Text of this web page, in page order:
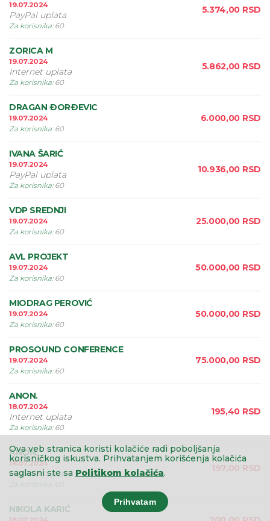
19.07.2024
PayPal uplata
Za korisnika: 60
5.374,00 RSD
ZORICA M
19.07.2024
Internet uplata
Za korisnika: 60
5.862,00 RSD
DRAGAN ÐORÐEVIC
19.07.2024
Za korisnika: 60
6.000,00 RSD
IVANA ŠARIĆ
19.07.2024
PayPal uplata
Za korisnika: 60
10.936,00 RSD
VDP SREDNJI
19.07.2024
Za korisnika: 60
25.000,00 RSD
AVL PROJEKT
19.07.2024
Za korisnika: 60
50.000,00 RSD
MIODRAG PEROVIĆ
19.07.2024
Za korisnika: 60
50.000,00 RSD
PROSOUND CONFERENCE
19.07.2024
Za korisnika: 60
75.000,00 RSD
ANON.
18.07.2024
Internet uplata
Za korisnika: 60
195,40 RSD
ANON.
18.07.2024
Internet uplata
Za korisnika
197,00 RSD
NIKOLA KARIĆ
Ova veb stranica koristi kolačiće radi poboljšanja
korisničkog iskustva. Prihvatanjem korišćenja kolačića
saglasni ste sa Politikom kolačića.
Prihvatam